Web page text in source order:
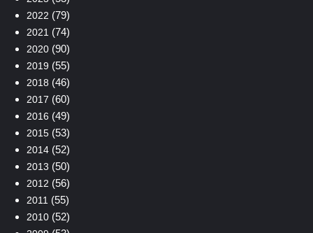
2022 (79)
2021 (74)
2020(90)
2019 (55)
2018 (46)
2017 (60)
2016 (49)
2015(53)
2014(52)
2013 (50)
2012 (56)
2011 (55)
2010(52)